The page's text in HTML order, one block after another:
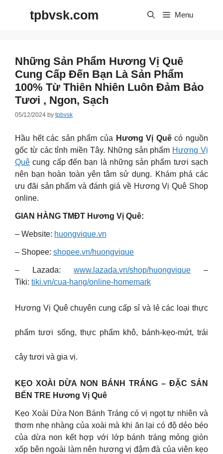
tpbvsk.com Menu
Những Sản Phẩm Hương Vị Quê
Cung Cấp Đến Bạn Là Sản Phẩm
100% Từ Thiên Nhiên Luôn Đảm Bảo
Tươi , Ngon, Sạch
05/12/2024 by tpbvsk
Hầu hết các sản phẩm của Hương Vị Quêcó nguồn
gốc từ các tỉnh miền Tây. Những sản phẩm Hương Vị
Quê cung cấp đến bạn là những sản phẩm tươi sạch
nên bạn hoàn toàn yên tâm sử dụng. Khám phá các
ưu đãi sản phẩm và đánh giá về Hương Vị Quê Shop
online.
GIAN HÀNG TMĐT Hương Vị Quê:
– Website: huongvique.vn
– Shopee: shopee.vn/huongvique
– Lazada: www.lazada.vn/shop/huongvique –
Tiki: tiki.vn/cua-hang/online-homemark
Hương Vị Quê chuyên cung cấp sỉ và lẻ các loại thực
phẩm tươi sống, thực phẩm khô, bánh-kẹo-mứt, trái
cây tươi và gia vị.
KẸO XOÀI DỪA NON BÁNH TRÁNG – ĐẶC SẢN
BẾN TRE Hương Vị Quê
Kẹo Xoài Dừa Non Bánh Tráng có vị ngọt tự nhiên và
thơm nhẹ nhàng của xoài mà khi ăn lại có độ dẻo béo
của dừa non kết hợp với lớp bánh tráng mỏng giòn
xốp bên ngoài làm nên hương vị đậm đà của viên kẹo